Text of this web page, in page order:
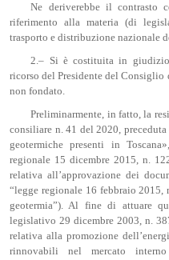
Ne deriverebbe il contrasto
riferimento alla materia (di
trasporto e distribuzione nazionale
2.– Si è costituita in
ricorso del Presidente del
non fondato.
Preliminarmente, in fatto, la
consiliare n. 41 del 2020,
geotermiche presenti in
regionale 15 dicembre 2015, n.
relativa all’approvazione dei
“legge regionale 16 febbraio
geotermia”). Al fine di attuare
legislativo 29 dicembre 2003, n.
relativa alla promozione
rinnovabili nel mercato